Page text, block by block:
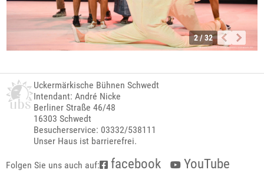
2 / 32
Uckermärkische Bühnen Schwedt
Intendant: André Nicke
Berliner Straße 46/48
16303 Schwedt
Besucherservice: 03332/538111
Unser Haus ist barrierefrei.
Folgen Sie uns auch auf: facebook
YouTube